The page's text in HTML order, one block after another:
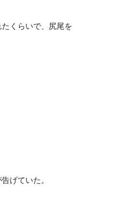
くらいで、尻尾を
げていた。